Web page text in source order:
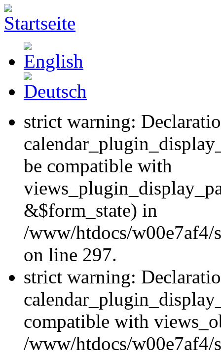
strict warning:
be compatible with
&$form_state) in
/www/htdocs/w00e7af4/
on line 297.
strict warning:
compatible with
/www/htdocs/w00e7af4/